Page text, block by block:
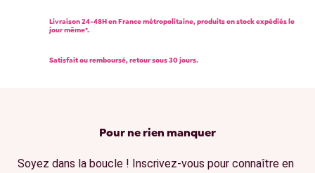
Livraison 24-48H en France métropolitaine, produits en stock expédiés le
jour même*.
Satisfait ou remboursé, retour sous 30 jours.
Pour ne rien manquer
Soyez dans la boucle ! Inscrivez-vous pour connaître en